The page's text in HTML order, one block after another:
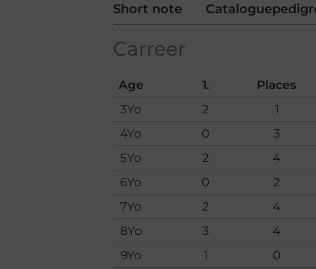
Short note
Carreer
Age 1. Places
3Yo
2 1
4Yo
0 3
5Yo
2 4
6Yo
0 2
7Yo
2 4
8Yo
3 4
9Yo
1 0